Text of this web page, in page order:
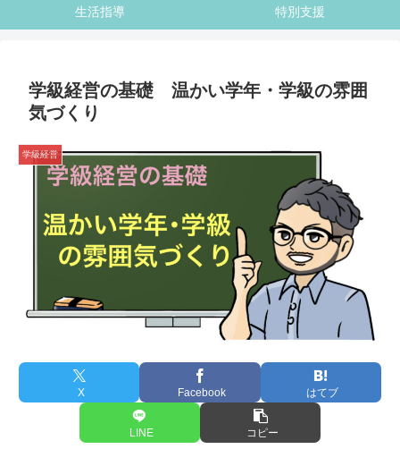
生活指導 特別支援
学級経営の基礎 温かい学年・学級の雰囲
気づくり
学級経営
X Facebook はてブ
LINE コピー